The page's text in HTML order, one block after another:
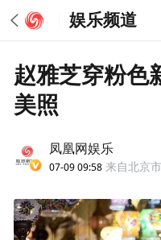
娱乐频道
赵雅芝穿粉色
美照
凤凰网娱乐
07-09 09:58 来自北京市